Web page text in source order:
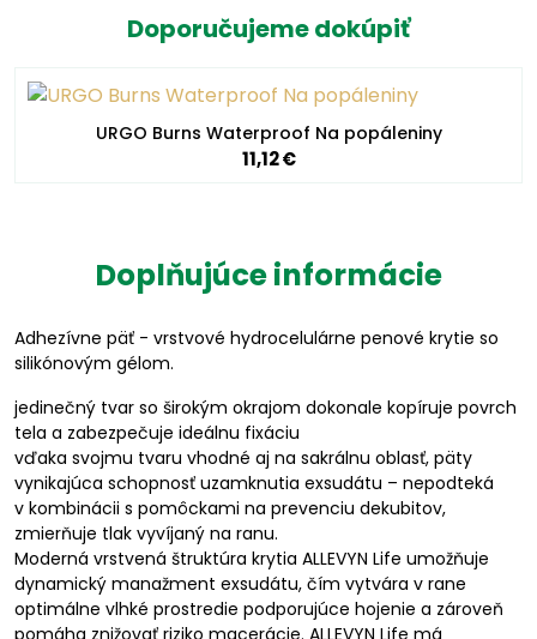
Doporučujeme dokúpiť
URGO Burns Waterproof Na popáleniny
11,12 €
Doplňujúce informácie
Adhezívne päť - vrstvové hydrocelulárne penové krytie so
silikónovým gélom.
jedinečný tvar so širokým okrajom dokonale kopíruje povrch
tela a zabezpečuje ideálnu fixáciu
vďaka svojmu tvaru vhodné aj na sakrálnu oblasť, päty
vynikajúca schopnosť uzamknutia exsudátu – nepodteká
v kombinácii s pomôckami na prevenciu dekubitov,
zmierňuje tlak vyvíjaný na ranu.
Moderná vrstvená štruktúra krytia ALLEVYN Life umožňuje
dynamický manažment exsudátu, čím vytvára v rane
optimálne vlhké prostredie podporujúce hojenie a zároveň
pomáha znižovať riziko macerácie. ALLEVYN Life má